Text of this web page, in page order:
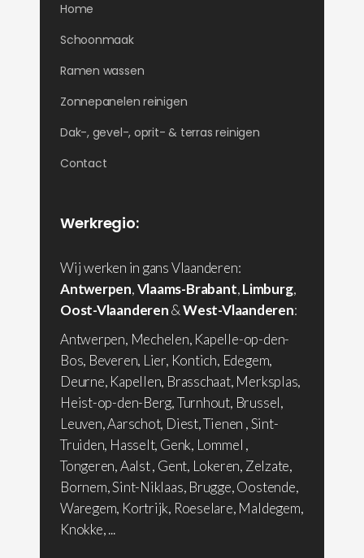
Home
Schoonmaak
Ramen wassen
Zonnepanelen reinigen
Dak-, gevel-, oprit- & terras reinigen
Contact
Werkregio:
Wij werken in gans Vlaanderen:
Antwerpen,Vlaams-Brabant,Limburg,
Oost-Vlaanderen&West-Vlaanderen:
Antwerpen, Mechelen, Kapelle-op-den-
Bos, Beveren, Lier, Kontich, Edegem,
Deurne, Kapellen, Brasschaat, Merksplas,
Heist-op-den-Berg, Turnhout, Brussel,
Leuven, Aarschot, Diest, Tienen , Sint-
Truiden, Hasselt, Genk, Lommel ,
Tongeren, Aalst , Gent, Lokeren, Zelzate,
Bornem, Sint-Niklaas, Brugge, Oostende,
Waregem, Kortrijk, Roeselare, Maldegem,
Knokke, ...